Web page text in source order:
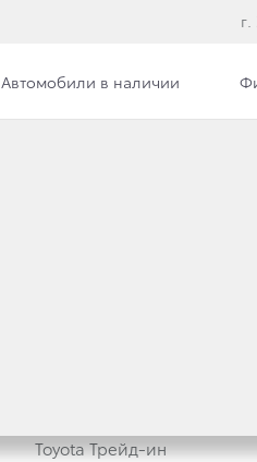
Автомобили в наличии
Политика обработки
Toyota Трейд-ин